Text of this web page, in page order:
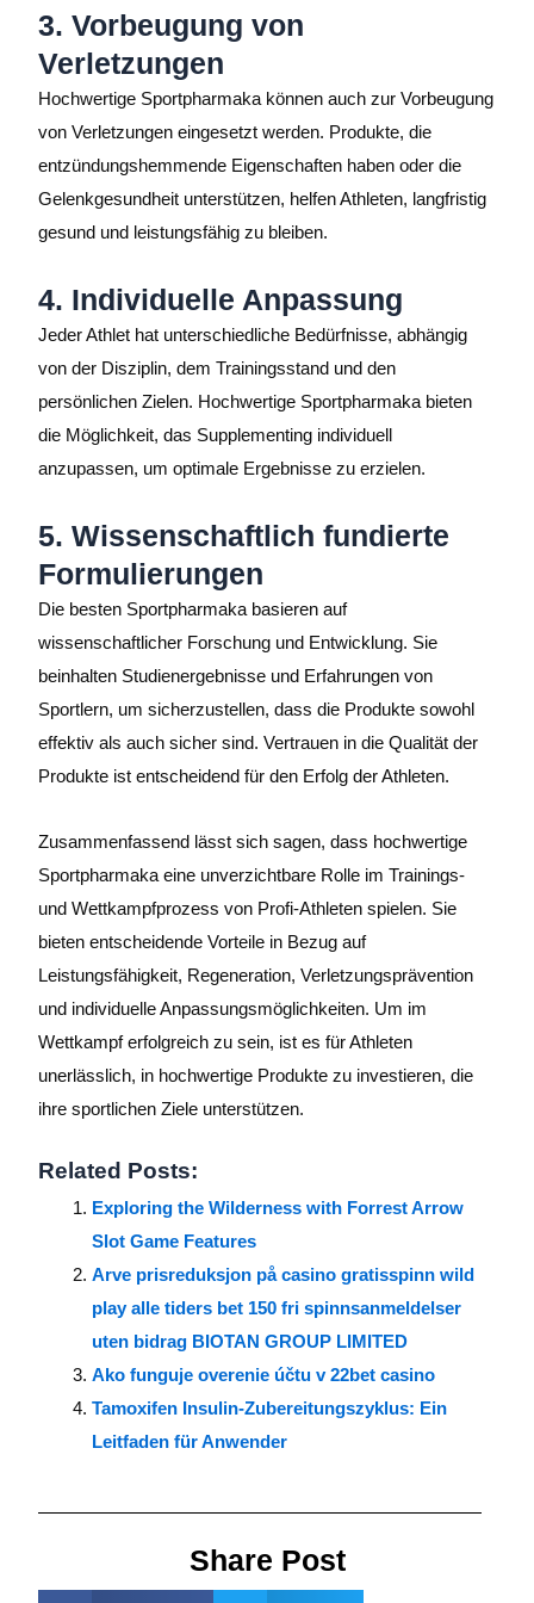
3. Vorbeugung von
Verletzungen
Hochwertige Sportpharmaka können auch zur Vorbeugung
von Verletzungen eingesetzt werden. Produkte, die
entzündungshemmende Eigenschaften haben oder die
Gelenkgesundheit unterstützen, helfen Athleten, langfristig
gesund und leistungsfähig zu bleiben.
4. Individuelle Anpassung
Jeder Athlet hat unterschiedliche Bedürfnisse, abhängig
von der Disziplin, dem Trainingsstand und den
persönlichen Zielen. Hochwertige Sportpharmaka bieten
die Möglichkeit, das Supplementing individuell
anzupassen, um optimale Ergebnisse zu erzielen.
5. Wissenschaftlich fundierte
Formulierungen
Die besten Sportpharmaka basieren auf
wissenschaftlicher Forschung und Entwicklung. Sie
beinhalten Studienergebnisse und Erfahrungen von
Sportlern, um sicherzustellen, dass die Produkte sowohl
effektiv als auch sicher sind. Vertrauen in die Qualität der
Produkte ist entscheidend für den Erfolg der Athleten.
Zusammenfassend lässt sich sagen, dass hochwertige
Sportpharmaka eine unverzichtbare Rolle im Trainings-
und Wettkampfprozess von Profi-Athleten spielen. Sie
bieten entscheidende Vorteile in Bezug auf
Leistungsfähigkeit, Regeneration, Verletzungsprävention
und individuelle Anpassungsmöglichkeiten. Um im
Wettkampf erfolgreich zu sein, ist es für Athleten
unerlässlich, in hochwertige Produkte zu investieren, die
ihre sportlichen Ziele unterstützen.
Related Posts:
Exploring the Wilderness with Forrest Arrow
Slot Game Features
Arve prisreduksjon på casino gratisspinn wild
play alle tiders bet 150 fri spinnsanmeldelser
uten bidrag BIOTAN GROUP LIMITED
Ako funguje overenie účtu v 22bet casino
Tamoxifen Insulin-Zubereitungszyklus: Ein
Leitfaden für Anwender
Share Post